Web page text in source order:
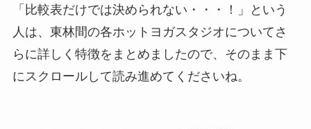
「比較表だけでは決められない・・・！」という
人は、東林間の各ホットヨガスタジオについてさ
らに詳しく特徴をまとめましたので、そのまま下
にスクロールして読み進めてくださいね。